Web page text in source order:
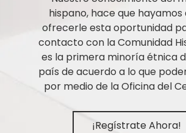
hispano, hace que hayamos
ofrecerle esta oportunidad
contacto con la Comunidad
es la primera minoría étnica
país de acuerdo a lo que
por medio de la Oficina del
¡Regístrate Ahora!